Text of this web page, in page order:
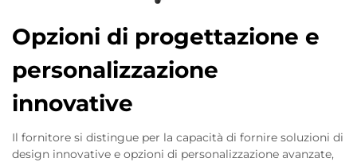
Opzioni di progettazione e
personalizzazione
innovative
Il fornitore si distingue per la capacità di fornire soluzioni di
design innovative e opzioni di personalizzazione avanzate,